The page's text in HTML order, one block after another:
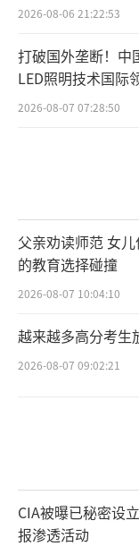
2026-08-06 21:22:53
打破国外垄断！中
LED照明技术国际
2026-08-07 07:28:50
父亲劝读师范 女
的教育选择碰撞
2026-08-07 10:04:10
越来越多高分考生
2026-08-07 09:02:21
CIA被曝已秘密设
报渗透活动